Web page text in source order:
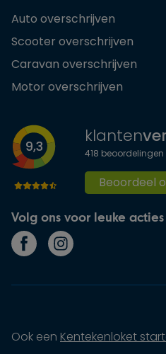
Auto overschrijven
Scooter overschrijven
Caravan overschrijven
Motor overschrijven
9,3 klanten
418 beoordelingen
Beoordeel
Volg ons voor leuke
Ook een Kentekenloket